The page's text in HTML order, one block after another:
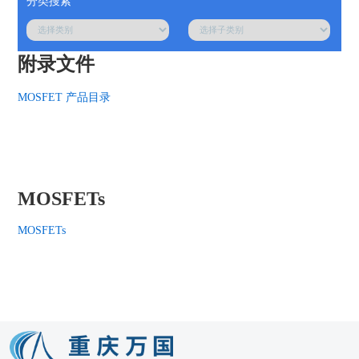
附录文件
MOSFET 产品目录
MOSFETs
MOSFETs